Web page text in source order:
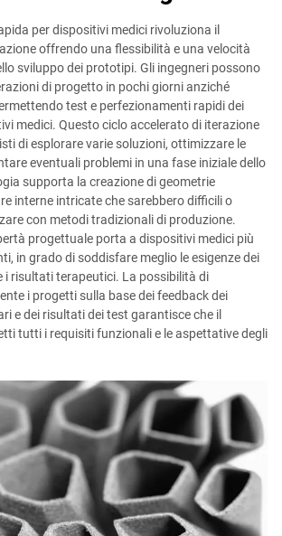
per dispositivi medici rivoluziona il
offrendo una flessibilità e una velocità
sviluppo dei prototipi. Gli ingegneri possono
di progetto in pochi giorni anziché
test e perfezionamenti rapidi dei
medici. Questo ciclo accelerato di iterazione
di esplorare varie soluzioni, ottimizzare le
eventuali problemi in una fase iniziale dello
supporta la creazione di geometrie
interne intricate che sarebbero difficili o
con metodi tradizionali di produzione.
progettuale porta a dispositivi medici più
in grado di soddisfare meglio le esigenze dei
i risultati terapeutici. La possibilità di
i progetti sulla base dei feedback dei
e dei risultati dei test garantisce che il
tutti i requisiti funzionali e le aspettative degli